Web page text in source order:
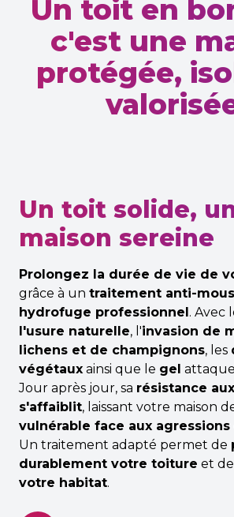
Ravalement de façade
Traitement de façade
Rénovation
Rénovation d'intérieur
Gros Oeuvres
Extension / Agrandissement
Rénovation globale énergétiques
Rénovation globale
Vos aides
Prime CEE
Un toit en
c'est une
protégée,
Un toit solide,
maison sereine
Prolongez la durée de vie de
grâce à un traitement anti-
hydrofuge professionnel. Avec
l'usure naturelle, l'invasion de
lichens et de champignons, les
végétaux ainsi que le gel
Jour après jour, sa résistance
s'affaiblit, laissant votre maison
vulnérable face aux
Un traitement adapté permet de
durablement votre toiture et de
votre habitat.